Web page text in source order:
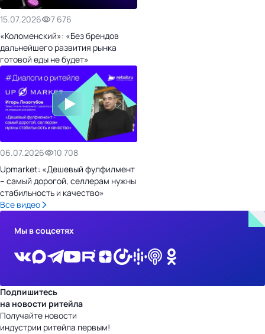
15.07.2026
7 676
«Коломенский»: «Без брендов
дальнейшего развития рынка
готовой еды не будет»
06.07.2026
10 708
Upmarket: «Дешевый фулфилмент
– самый дорогой, селлерам нужны
стабильность и качество»
Все видео
Мы в соцсетях
Подпишитесь
на новости ритейла
Получайте новости
индустрии ритейла первым!